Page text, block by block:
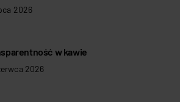
2026
w kawie
2026